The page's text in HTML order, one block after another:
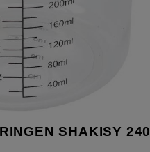
SHAKISY